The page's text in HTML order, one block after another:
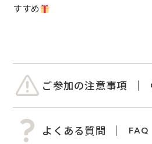
すすめ
ご参加の注意事項
よくある質問 FAQ